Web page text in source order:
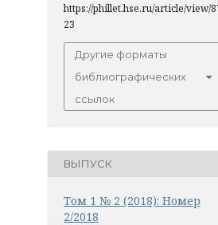
https://phillet.hse.ru/article/view/
23
Другие форматы
библиографических
ссылок
ВЫПУСК
Том 1 № 2 (2018): Номер
2/2018